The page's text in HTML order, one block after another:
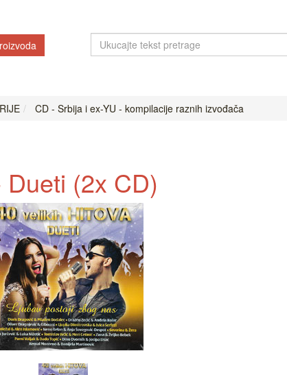
CD - Srbija i ex-YU - kompilacije raznih izvođača
(2x CD)